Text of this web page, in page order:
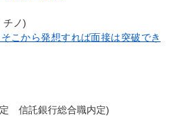
ノ)
こから発想すれば面接は突破でき
信託銀行総合職内定)